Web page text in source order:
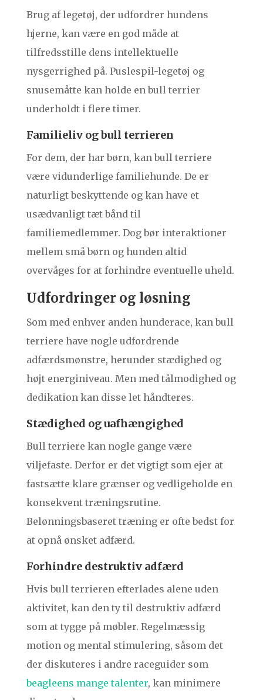
Brug af legetøj, der udfordrer hundens
hjerne, kan være en god måde at
tilfredsstille dens intellektuelle
nysgerrighed på. Puslespil-legetøj og
snusemåtte kan holde en bull terrier
underholdt i flere timer.
Familieliv og bull terrieren
For dem, der har børn, kan bull terriere
være vidunderlige familiehunde. De er
naturligt beskyttende og kan have et
usædvanligt tæt bånd til
familiemedlemmer. Dog bør interaktioner
mellem små børn og hunden altid
overvåges for at forhindre eventuelle uheld.
Udfordringer og løsning
Som med enhver anden hunderace, kan bull
terriere have nogle udfordrende
adfærdsmønstre, herunder stædighed og
højt energiniveau. Men med tålmodighed og
dedikation kan disse let håndteres.
Stædighed og uafhængighed
Bull terriere kan nogle gange være
viljefaste. Derfor er det vigtigt som ejer at
fastsætte klare grænser og vedligeholde en
konsekvent træningsrutine.
Belønningsbaseret træning er ofte bedst for
at opnå ønsket adfærd.
Forhindre destruktiv adfærd
Hvis bull terrieren efterlades alene uden
aktivitet, kan den ty til destruktiv adfærd
som at tygge på møbler. Regelmæssig
motion og mental stimulering, såsom det
der diskuteres i andre raceguider som
beagleens mange talenter, kan minimere